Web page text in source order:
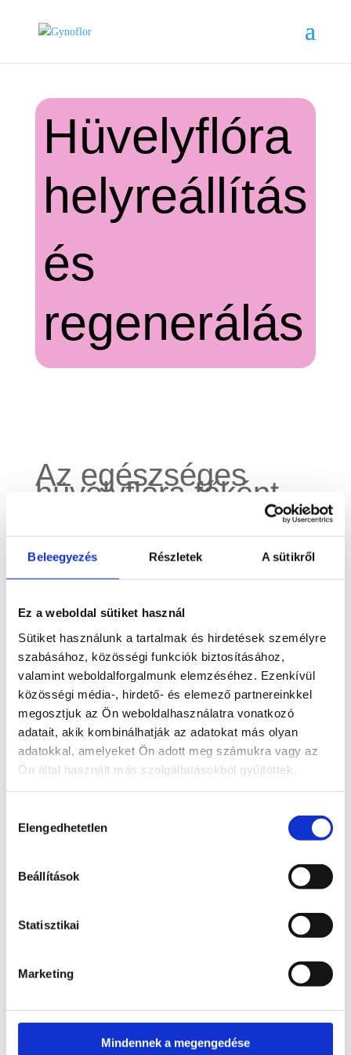
Beleegyezés Részletek A sütikről
Ez a weboldal sütiket használ
Sütiket használunk a tartalmak és hirdetések személyre
szabásához, közösségi funkciók biztosításához,
valamint weboldalforgalmunk elemzéséhez. Ezenkívül
közösségi média-, hirdető- és elemező partnereinkkel
megosztjuk az Ön weboldalhasználatra vonatkozó
adatait, akik kombinálhatják az adatokat más olyan
adatokkal, amelyeket Ön adott meg számukra vagy az
Ön által használt más szolgáltatásokból gyűjtöttek.
kiválasztása
Elengedhetetlen
Beállítások
Statisztikai
Marketing
Mindennek a megengedése
Hüvelyflóra
helyreállítás
és
regenerálás
Az egészséges
hüvelyflóra főként
tejsavbaktériumokb
ól, különösen
lactobacillusokból
áll. Ezek a
baktériumok
tejsavat termelnek,
ami biztosítja a
hüvely savas
közegét. A kórokozó
mikroorganizmusok
elszaporodását -és
ezáltal a fertőzések
kialakulását- ez az
enyhén savas
közeg akadályozza
meg.
A szervezet ösztriol
hüvelyhám
kiépülését,
regenerálódását és
rugalmasságát. Az
ösztriol és a
jelenléte együttesen
hozza létre a hüvely
természetes
egyensúlyát és